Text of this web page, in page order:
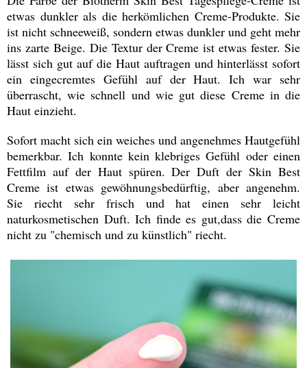
etwas dunkler als die herkömlichen Creme-Produkte. Sie
ist nicht schneeweiß, sondern etwas dunkler und geht mehr
ins zarte Beige. Die Textur der Creme ist etwas fester. Sie
lässt sich gut auf die Haut auftragen und hinterlässt sofort
ein eingecremtes Gefühl auf der Haut. Ich war sehr
überrascht, wie schnell und wie gut diese Creme in die
Haut einzieht.
Sofort macht sich ein weiches und angenehmes Hautgefühl
bemerkbar. Ich konnte kein klebriges Gefühl oder einen
Fettfilm auf der Haut spüren. Der Duft der Skin Best
Creme ist etwas gewöhnungsbedürftig, aber angenehm.
Sie riecht sehr frisch und hat einen sehr leicht
naturkosmetischen Duft. Ich finde es gut,dass die Creme
nicht zu "chemisch und zu künstlich" riecht.